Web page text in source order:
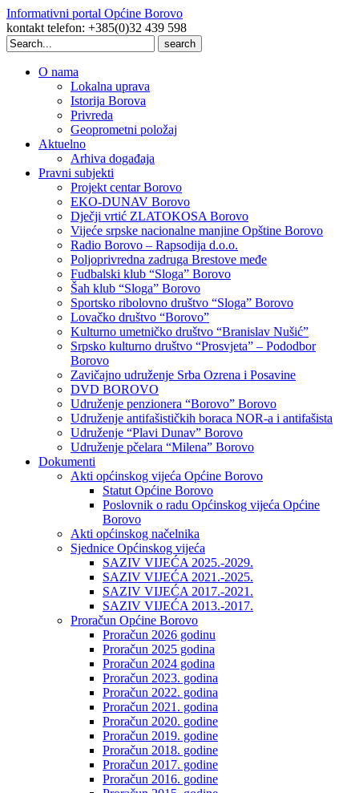
Informativni portal Općine Borovo
kontakt telefon: +385(0)32 439 598
Search
for:
O nama
Lokalna uprava
Istorija Borova
Privreda
Geoprometni položaj
Aktuelno
Arhiva događaja
Pravni subjekti
Projekt centar Borovo
EKO-DUNAV Borovo
Dječji vrtić ZLATOKOSA Borovo
Vijeće srpske nacionalne manjine Opštine Borovo
Radio Borovo – Rapsodija d.o.o.
Poljoprivredna zadruga Brestove međe
Fudbalski klub “Sloga” Borovo
Šah klub “Sloga” Borovo
Sportsko ribolovno društvo “Sloga” Borovo
Lovačko društvo “Borovo”
Kulturno umetničko društvo “Branislav Nušić”
Srpsko kulturno društvo “Prosvjeta” – Pododbor
Borovo
Zavičajno udruženje Srba Ozrena i Posavine
DVD BOROVO
Udruženje penzionera “Borovo” Borovo
Udruženje antifašističkih boraca NOR-a i antifašista
Udruženje “Plavi Dunav” Borovo
Udruženje pčelara “Milena” Borovo
Dokumenti
Akti općinskog vijeća Općine Borovo
Statut Općine Borovo
Poslovnik o radu Općinskog vijeća Općine
Borovo
Akti općinskog načelnika
Sjednice Općinskog vijeća
SAZIV VIJEĆA 2025.-2029.
SAZIV VIJEĆA 2021.-2025.
SAZIV VIJEĆA 2017.-2021.
SAZIV VIJEĆA 2013.-2017.
Proračun Općine Borovo
Proračun 2026 godinu
Proračun 2025 godina
Proračun 2024 godina
Proračun 2023. godina
Proračun 2022. godina
Proračun 2021. godina
Proračun 2020. godine
Proračun 2019. godine
Proračun 2018. godine
Proračun 2017. godine
Proračun 2016. godine